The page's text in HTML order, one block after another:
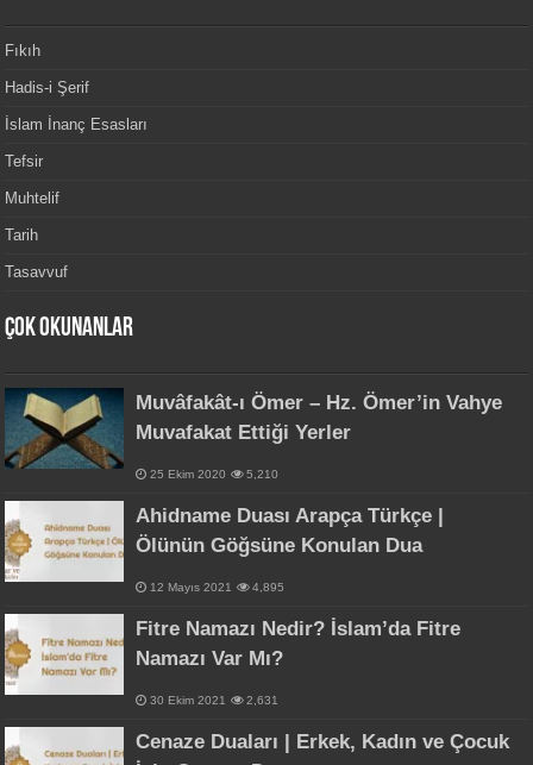
Fıkıh
Hadis-i Şerif
İslam İnanç Esasları
Tefsir
Muhtelif
Tarih
Tasavvuf
Çok Okunanlar
Muvâfakât-ı Ömer – Hz. Ömer’in Vahye
Muvafakat Ettiği Yerler
25 Ekim 2020 5,210
Ahidname Duası Arapça Türkçe |
Ölünün Göğsüne Konulan Dua
12 Mayıs 2021 4,895
Fitre Namazı Nedir? İslam’da Fitre
Namazı Var Mı?
30 Ekim 2021 2,631
Cenaze Duaları | Erkek, Kadın ve Çocuk